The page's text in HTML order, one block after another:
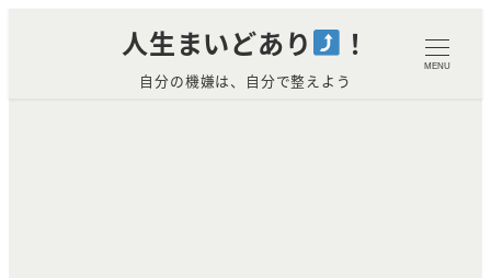
人生まいどあり ！
自分の機嫌は、自分で整えよう
MENU